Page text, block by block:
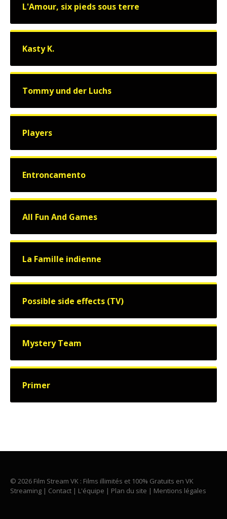
L'Amour, six pieds sous terre
Kasty K.
Tommy und der Luchs
Players
Entroncamento
All Fun And Games
La Famille indienne
Possible side effects (TV)
Mystery Team
Primer
© 2026 Film Stream VK : Films illimités et 100% Gratuits en VK
Streaming | Contact | L'équipe | Plan du site | Mentions légales